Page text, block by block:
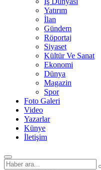
Yatırım
İlan
Gündem
Röportaj
Siyaset
Kültür Ve Sanat
Ekonomi
Dünya
Magazin
Spor
Foto Galeri
Video
Yazarlar
Künye
İletişim